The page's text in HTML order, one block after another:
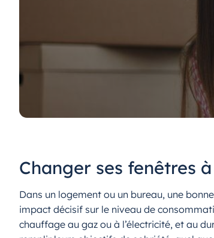
Changer ses fenêtres
Dans un logement ou un bureau, une
impact décisif sur le niveau de
chauffage au gaz ou à l’électricité, et au